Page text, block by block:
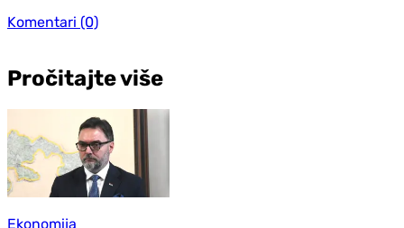
Komentari (0)
Pročitajte više
Ekonomija